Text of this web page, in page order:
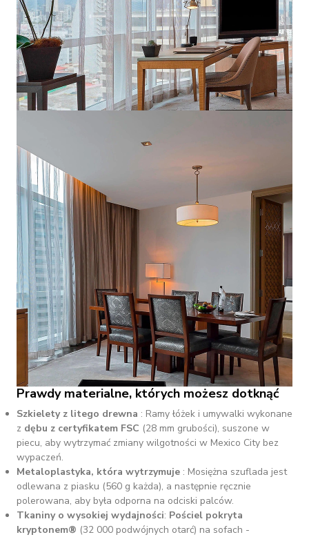
Prawdy materialne, których możesz dotknąć
Szkielety z litego drewna : Ramy łóżek i umywalki wykonane
z dębu z certyfikatem FSC (28 mm grubości), suszone w
piecu, aby wytrzymać zmiany wilgotności w Mexico City bez
wypaczeń.
Metaloplastyka, która wytrzymuje : Mosiężna szuflada jest
odlewana z piasku (560 g każda), a następnie ręcznie
polerowana, aby była odporna na odciski palców.
Tkaniny o wysokiej wydajności: Pościel pokryta
kryptonem® (32 000 podwójnych otarć) na sofach -